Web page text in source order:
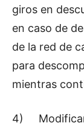
giros en
en caso de
de la red de
para
mientras
4) Modificar